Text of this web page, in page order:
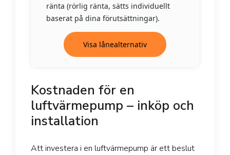
ränta (rörlig ränta, sätts individuellt
baserat på dina förutsättningar).
Visa lånealternativ
Kostnaden för en
luftvärmepump – inköp och
installation
Att investera i en luftvärmepump är ett beslut